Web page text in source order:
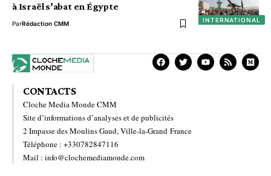
INTERNATIONAL
à Israël s’abat en Égypte
ParRédaction CMM
CONTACTS
Cloche Media Monde CMM
Site d’informations d’analyses et de publicités
2 Impasse des Moulins Gaud, Ville-la-Grand France
Téléphone : +330782847116
Mail : info@clochemediamonde.com